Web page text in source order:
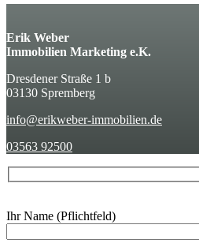
Erik Weber
Immobilien Marketing e.K.
Dresdener Straße 1 b
03130 Spremberg
info@erikweber-immobilien.de
03563 92500
Ihr Name (Pflichtfeld)